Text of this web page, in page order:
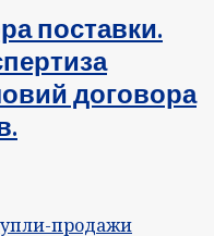
поставки.
договора